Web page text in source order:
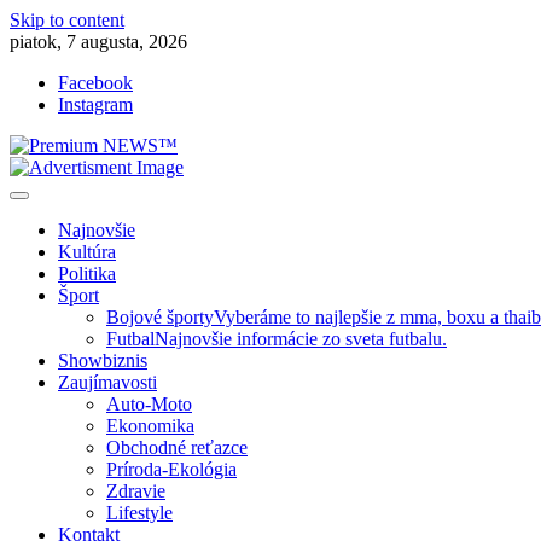
Skip to content
piatok, 7 augusta, 2026
Facebook
Instagram
Najnovšie
Kultúra
Politika
Šport
Bojové športyVyberáme to najlepšie z mma, boxu a
FutbalNajnovšie informácie zo sveta futbalu.
Showbiznis
Zaujímavosti
Auto-Moto
Ekonomika
Obchodné reťazce
Príroda-Ekológia
Zdravie
Lifestyle
Kontakt